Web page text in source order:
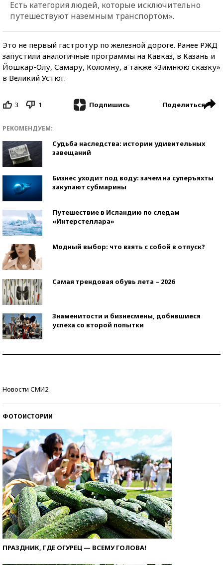
Есть категория людей, которые исключительно
путешествуют наземным транспортом».
Это не первый гастротур по железной дороге. Ранее РЖД
запустили аналогичные программы на Кавказ, в Казань и
Йошкар-Олу, Самару, Коломну, а также «Зимнюю сказку»
в Великий Устюг.
3 1 Подпишись Поделиться
РЕКОМЕНДУЕМ:
Судьба наследства: истории удивительных
завещаний
Бизнес уходит под воду: зачем на суперъяхты
закупают субмарины
Путешествие в Исландию по следам
«Интерстеллара»
Модный выбор: что взять с собой в отпуск?
Самая трендовая обувь лета – 2026
Знаменитости и бизнесмены, добившиеся
успеха со второй попытки
Новости СМИ2
ФОТОИСТОРИИ
ПРАЗДНИК, ГДЕ ОГУРЕЦ — ВСЕМУ ГОЛОВА!